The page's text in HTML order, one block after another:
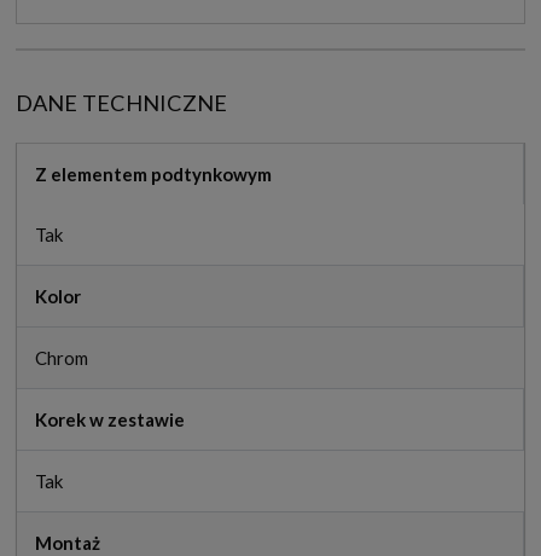
DANE TECHNICZNE
Z elementem podtynkowym
Tak
Kolor
Chrom
Korek w zestawie
Tak
Montaż